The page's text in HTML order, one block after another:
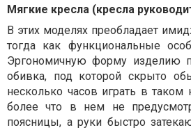
Мягкие кресла (кресла
В этих моделях преобладает
тогда как функциональные
Эргономичную форму изделию
обивка, под которой скрыто
несколько часов играть в таком
более что в нем не
поясницы, а руки быстро